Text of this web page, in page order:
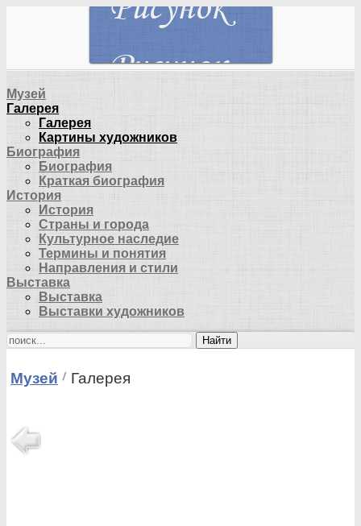
Музей
Галерея
Галерея
Картины художников
Биография
Биография
Краткая биография
История
История
Страны и города
Культурное наследие
Термины и понятия
Направления и стили
Выставка
Выставка
Выставки художников
Найти
Музей Галерея